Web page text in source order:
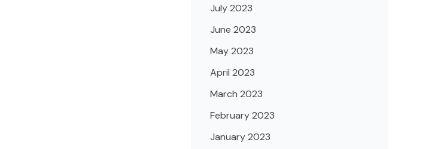
July 2023
June 2023
May 2023
April 2023
March 2023
February 2023
January 2023